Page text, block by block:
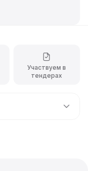
Участвуем в
тендерах